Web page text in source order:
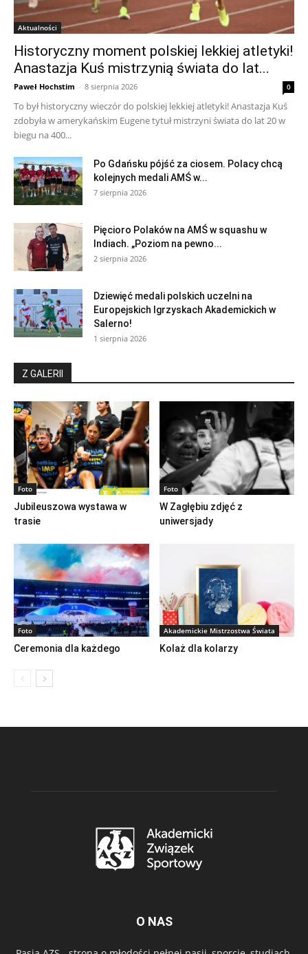
Aktualności
Historyczny moment polskiej lekkiej atletyki!
Anastazja Kuś mistrzynią świata do lat...
Paweł Hochstim - 8 sierpnia 2026 0
To był historyczny wieczór do polskiej lekkiej atletyki! Anastazja Kuś
zdobyła w amerykańskim Eugene tytuł mistrzyni świata do lat 20 w
biegu na 400...
Po Gdańsku pójść za ciosem. Polacy chcą
kolejnych medali AMŚ w...
7 sierpnia 2026
Pięcioro Polaków na AMŚ w squashu w
Indiach. „Poziom na pewno...
2 sierpnia 2026
Dziewięć medali polskich uczelni na
Europejskich Igrzyskach Akademickich w
Salerno!
1 sierpnia 2026
Z GALERII
Foto
Jubileuszowa wystawa w
trasie
Foto
W Zagłębiu zdjęć z
uniwersjady
Foto
Ceremonia dla każdego
Akademickie Mistrzostwa Świata
Kolaż dla kolarzy
O NAS